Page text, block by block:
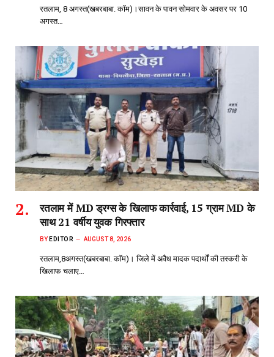
रतलाम, 8 अगस्त(खबरबाबा. कॉम)।सावन के पावन सोमवार के अवसर पर 10
अगस्त…
रतलाम में MD ड्रग्स के खिलाफ कार्रवाई, 15 ग्राम MD के
साथ 21 वर्षीय युवक गिरफ्तार
BY EDITOR AUGUST 8, 2026
रतलाम,8अगस्त(खबरबाबा. कॉम)। जिले में अवैध मादक पदार्थों की तस्करी के
खिलाफ चलाए…